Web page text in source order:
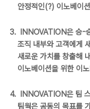
안정적인(?) 이노베이
3. INNOVATION은 승-
조직 내부와 고객에게
새로운 가치를 창출해
이노베이션을 위한 이
4. INNOVATION은 팀
팀웍은 공동의 목표를